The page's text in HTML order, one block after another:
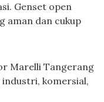
Genset open
aman dan cukup
Marelli Tangerang
industri, komersial,